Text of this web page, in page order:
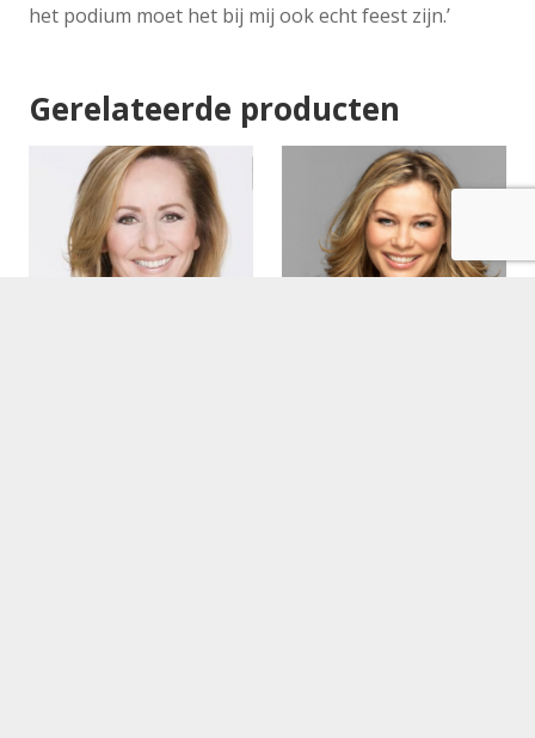
het podium moet het bij mij ook echt feest zijn.’
Gerelateerde producten